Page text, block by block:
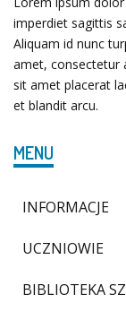
imperdiet sagittis
Aliquam id nunc
amet, consectetur
sit amet placerat
et blandit arcu.
MENU
INFORMACJE
UCZNIOWIE
BIBLIOTEKA